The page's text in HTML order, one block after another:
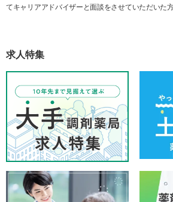
てキャリアアドバイザーと面談をさせていただいた方
求人特集